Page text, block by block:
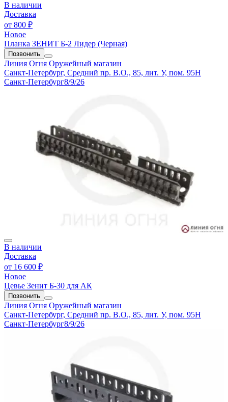
В наличии
Доставка
от 800 ₽
Новое
Планка ЗЕНИТ Б-2 Лидер (Черная)
Позвонить
Линия Огня Оружейный магазин
Санкт-Петербург, Средний пр. В.О., 85, лит. У, пом. 95Н
Санкт-Петербург8/9/26
В наличии
Доставка
от 16 600 ₽
Новое
Цевье Зенит Б-30 для АК
Позвонить
Линия Огня Оружейный магазин
Санкт-Петербург, Средний пр. В.О., 85, лит. У, пом. 95Н
Санкт-Петербург8/9/26